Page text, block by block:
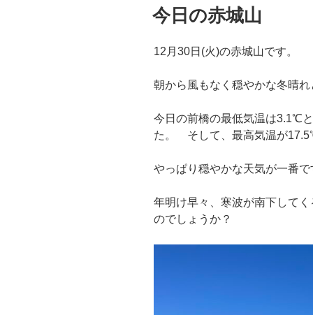
稿
日:
今日の赤城山
12月30日(火)の赤城山です。
朝から風もなく穏やかな冬晴
今日の前橋の最低気温は3.1℃
た。 そして、最高気温が
やっぱり穏やかな天気が一番で
年明け早々、寒波が南下して
のでしょうか？